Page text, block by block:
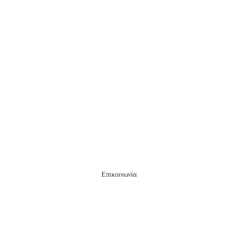
Επικοινωνία